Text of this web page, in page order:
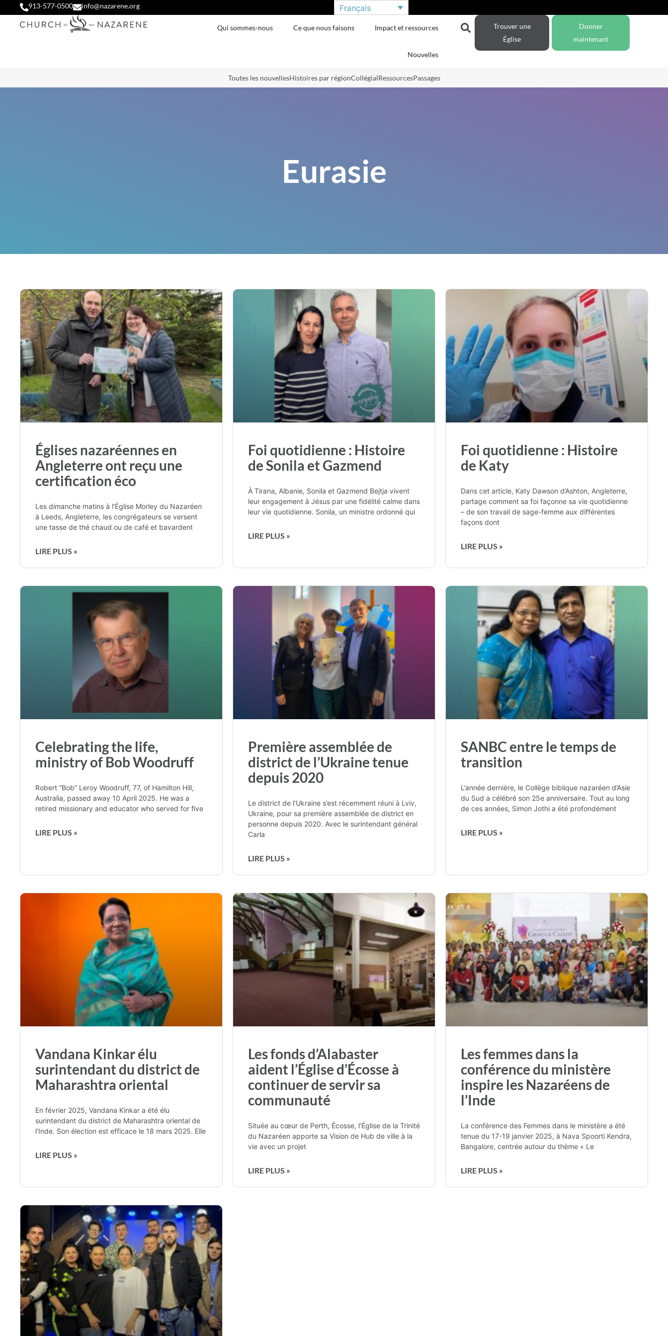
913-577-0500 info@nazarene.org Français
Qui sommes-nous Ce que nous faisons Impact et ressources
Nouvelles
Trouver une
Église
Donner
maintenant
Toutes les nouvellesHistoires par régionCollégialRessourcesPassages
Eurasie
Églises nazaréennes en
Angleterre ont reçu une
certification éco
Les dimanche matins à l’Église Morley du Nazaréen
à Leeds, Angleterre, les congrégateurs se versent
une tasse de thé chaud ou de café et bavardent
LIRE PLUS »
Foi quotidienne : Histoire
de Sonila et Gazmend
À Tirana, Albanie, Sonila et Gazmend Bejtja vivent
leur engagement à Jésus par une fidélité calme dans
leur vie quotidienne. Sonila, un ministre ordonné qui
LIRE PLUS »
Foi quotidienne : Histoire
de Katy
Dans cet article, Katy Dawson d’Ashton, Angleterre,
partage comment sa foi façonne sa vie quotidienne
– de son travail de sage-femme aux différentes
façons dont
LIRE PLUS »
Celebrating the life,
ministry of Bob Woodruff
Robert “Bob” Leroy Woodruff, 77, of Hamilton Hill,
Australia, passed away 10 April 2025. He was a
retired missionary and educator who served for five
LIRE PLUS »
Première assemblée de
district de l’Ukraine tenue
depuis 2020
Le district de l’Ukraine s’est récemment réuni à Lviv,
Ukraine, pour sa première assemblée de district en
personne depuis 2020. Avec le surintendant général
Carla
LIRE PLUS »
SANBC entre le temps de
transition
L’année dernière, le Collège biblique nazaréen d’Asie
du Sud a célébré son 25e anniversaire. Tout au long
de ces années, Simon Jothi a été profondément
LIRE PLUS »
Vandana Kinkar élu
surintendant du district de
Maharashtra oriental
En février 2025, Vandana Kinkar a été élu
surintendant du district de Maharashtra oriental de
l’Inde. Son élection est efficace le 18 mars 2025. Elle
LIRE PLUS »
Les fonds d’Alabaster
aident l’Église d’Écosse à
continuer de servir sa
communauté
Située au cœur de Perth, Écosse, l’Église de la Trinité
du Nazaréen apporte sa Vision de Hub de ville à la
vie avec un projet
LIRE PLUS »
Les femmes dans la
conférence du ministère
inspire les Nazaréens de
l’Inde
La conférence des Femmes dans le ministère a été
tenue du 17-19 janvier 2025, à Nava Spoorti Kendra,
Bangalore, centrée autour du thème « Le
LIRE PLUS »